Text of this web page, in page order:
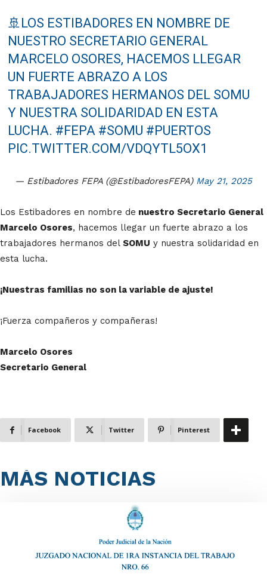
🚢LOS ESTIBADORES EN NOMBRE DE
NUESTRO SECRETARIO GENERAL
MARCELO OSORES, HACEMOS LLEGAR
UN FUERTE ABRAZO A LOS
TRABAJADORES HERMANOS DEL SOMU
Y NUESTRA SOLIDARIDAD EN ESTA
LUCHA. #FEPA #SOMU #PUERTOS
PIC.TWITTER.COM/VDQYTL5OX1
— Estibadores FEPA (@EstibadoresFEPA) May 21, 2025
Los Estibadores en nombre de nuestro Secretario General
Marcelo Osores, hacemos llegar un fuerte abrazo a los
trabajadores hermanos del SOMU y nuestra solidaridad en
esta lucha.
¡Nuestras familias no son la variable de ajuste!
¡Fuerza compañeros y compañeras!
Marcelo Osores
Secretario General
Facebook Twitter Pinterest
MÁS NOTICIAS